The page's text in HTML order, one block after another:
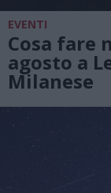
EVENTI
Cosa fare
agosto a
Milanese